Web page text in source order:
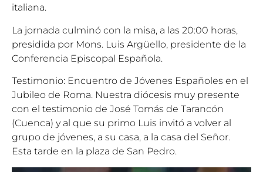
italiana.
La jornada culminó con la misa, a las 20:00 horas,
presidida por Mons. Luis Argüello, presidente de la
Conferencia Episcopal Española.
Testimonio: Encuentro de Jóvenes Españoles en el
Jubileo de Roma. Nuestra diócesis muy presente
con el testimonio de José Tomás de Tarancón
(Cuenca) y al que su primo Luis invitó a volver al
grupo de jóvenes, a su casa, a la casa del Señor.
Esta tarde en la plaza de San Pedro.